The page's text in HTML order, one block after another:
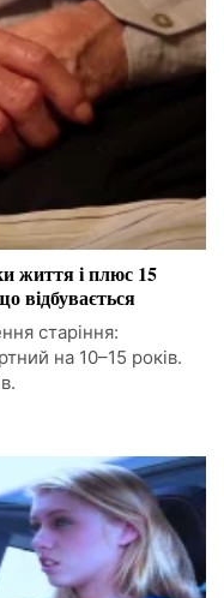
життя і плюс 15
відбувається
старіння:
на 10–15 років.